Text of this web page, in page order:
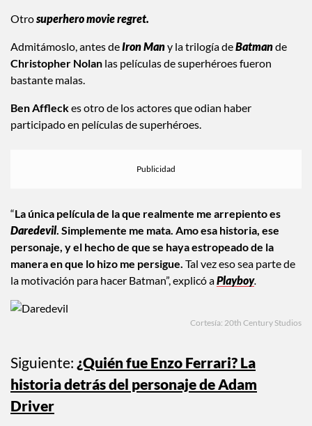
Otrosuperhero movie regret.
Admitámoslo, antes deIron Many la trilogía deBatmande
Christopher Nolan las películas de superhéroes fueron
bastante malas.
Ben Affleckes otro de los actores que odian haber
participado en películas de superhéroes.
“La única película de la que realmente me arrepiento es
Daredevil. Simplemente me mata. Amo esa historia, ese
personaje, y el hecho de que se haya estropeado de la
manera en que lo hizo me persigue. Tal vez eso sea parte de
la motivación para hacer Batman”, explicó aPlayboy.
Cortesía: 20th Century Studios
Siguiente: ¿Quién fue Enzo Ferrari? La
historia detrás del personaje de Adam
Driver